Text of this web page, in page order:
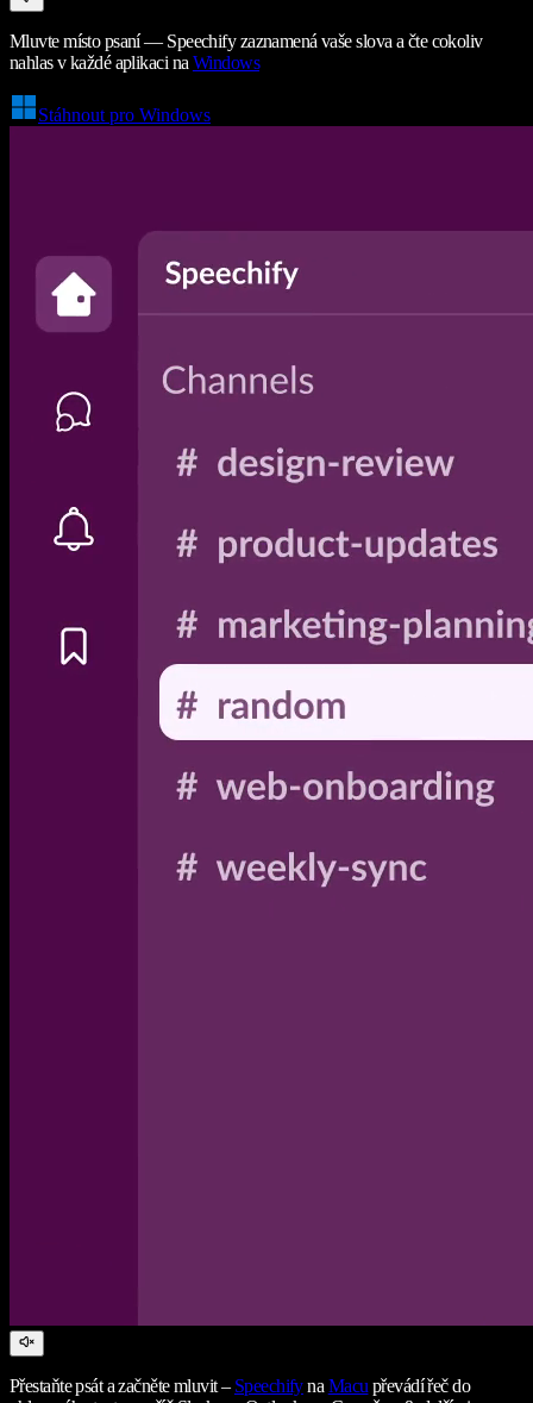
Mluvte místo psaní — Speechify zaznamená vaše slova a čte cokoliv
nahlas v každé aplikaci na Windows
Stáhnout pro Windows
Přestaňte psát a začněte mluvit – Speechifyna Macu převádí řeč do